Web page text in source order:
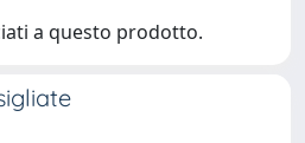
a questo prodotto.